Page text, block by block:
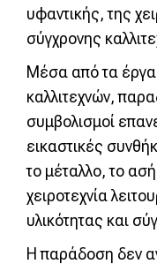
υφαντικής, της
σύγχρονης
Μέσα από τα
καλλιτεχνών,
συμβολισμοί
εικαστικές
το μέταλλο, το
χειροτεχνία
υλικότητας και
Η παράδοση δεν